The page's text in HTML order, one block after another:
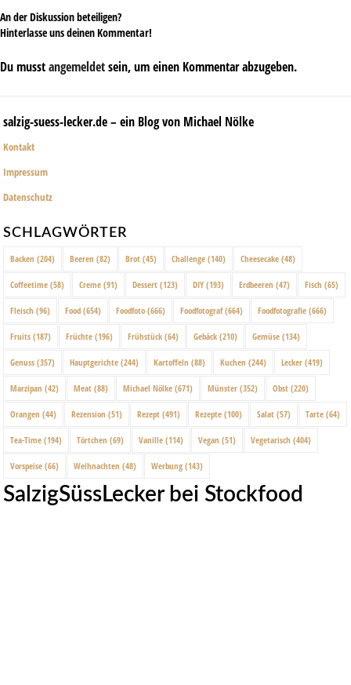
An der Diskussion beteiligen?
Hinterlasse uns deinen Kommentar!
Du musstangemeldetsein, um einen Kommentar abzugeben.
salzig-suess-lecker.de – ein Blog von Michael Nölke
Kontakt
Impressum
Datenschutz
SCHLAGWÖRTER
Backen (204) Beeren (82) Brot (45) Challenge (140) Cheesecake (48)
Coffeetime (58) Creme (91) Dessert (123) DIY (193) Erdbeeren (47) Fisch (65)
Fleisch (96) Food (654) Foodfoto (666) Foodfotograf(664) Foodfotografie (666)
Fruits (187) Früchte (196) Frühstück (64) Gebäck (210) Gemüse (134)
Genuss (357) Hauptgerichte (244) Kartoffeln (88) Kuchen (244) Lecker (419)
Marzipan (42) Meat (88) Michael Nölke (671) Münster (352) Obst (220)
Orangen (44) Rezension (51) Rezept (491) Rezepte (100) Salat (57) Tarte (64)
Tea-Time (194) Törtchen (69) Vanille (114) Vegan (51) Vegetarisch (404)
Vorspeise (66) Weihnachten (48) Werbung (143)
SalzigSüssLecker bei Stockfood